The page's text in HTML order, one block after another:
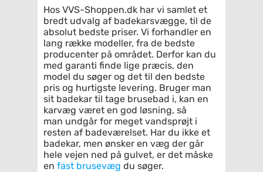
Hos VVS-Shoppen.dk har vi samlet et
bredt udvalg af badekarsvægge, til de
absolut bedste priser. Vi forhandler en
lang række modeller, fra de bedste
producenter på området. Derfor kan du
med garanti finde lige præcis, den
model du søger og det til den bedste
pris og hurtigste levering. Bruger man
sit badekar til tage brusebad i, kan en
karvæg været en god løsning, så
man undgår for meget vandsprøjt i
resten af badeværelset. Har du ikke et
badekar, men ønsker en væg der går
hele vejen ned på gulvet, er det måske
en fast brusevæg du søger.